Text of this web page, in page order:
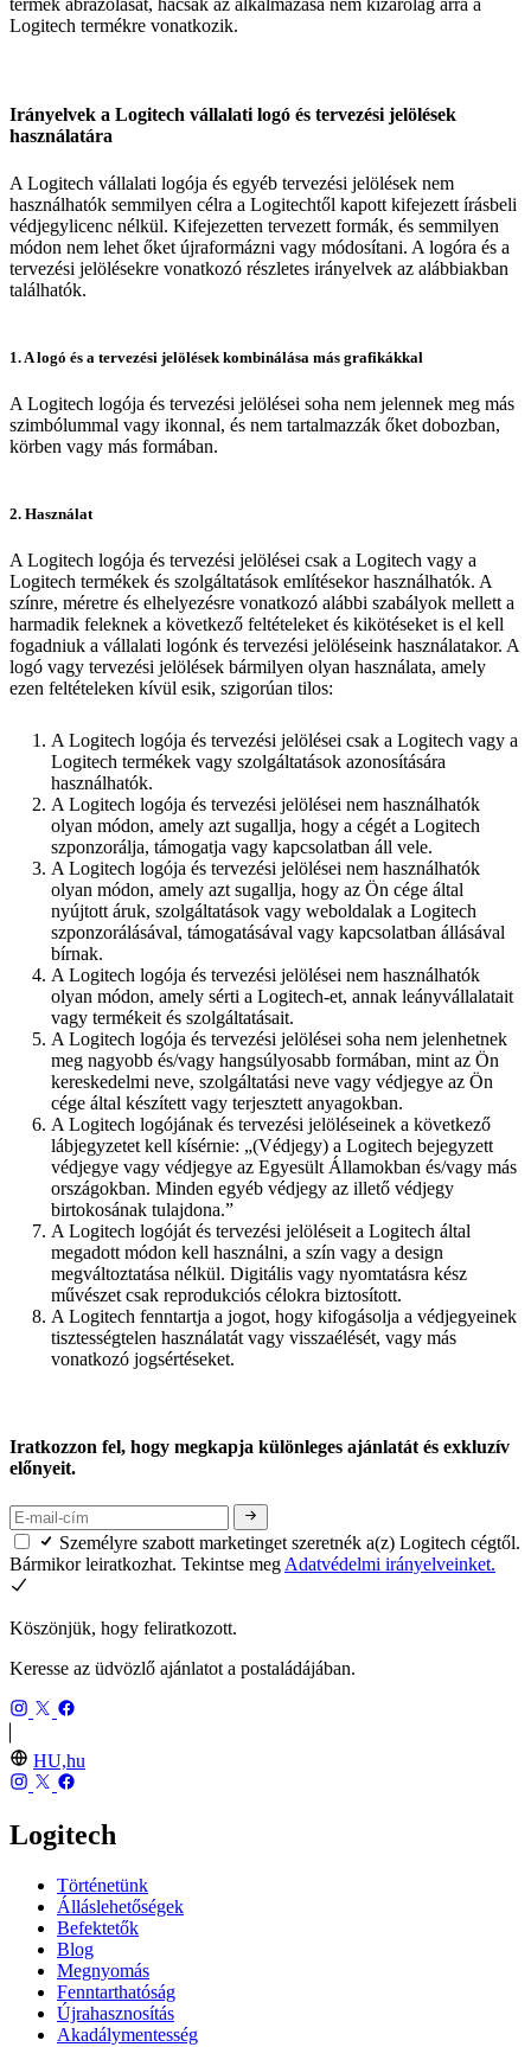
termék ábrázolását, hacsak az alkalmazása nem kizárólag arra a
Logitech termékre vonatkozik.
Irányelvek a Logitech vállalati logó és tervezési jelölések
használatára
A Logitech vállalati logója és egyéb tervezési jelölések nem
használhatók semmilyen célra a Logitechtől kapott kifejezett írásbeli
védjegylicenc nélkül. Kifejezetten tervezett formák, és semmilyen
módon nem lehet őket újraformázni vagy módosítani. A logóra és a
tervezési jelölésekre vonatkozó részletes irányelvek az alábbiakban
találhatók.
1. A logó és a tervezési jelölések kombinálása más grafikákkal
A Logitech logója és tervezési jelölései soha nem jelennek meg más
szimbólummal vagy ikonnal, és nem tartalmazzák őket dobozban,
körben vagy más formában.
2. Használat
A Logitech logója és tervezési jelölései csak a Logitech vagy a
Logitech termékek és szolgáltatások említésekor használhatók. A
színre, méretre és elhelyezésre vonatkozó alábbi szabályok mellett a
harmadik feleknek a következő feltételeket és kikötéseket is el kell
fogadniuk a vállalati logónk és tervezési jelöléseink használatakor. A
logó vagy tervezési jelölések bármilyen olyan használata, amely
ezen feltételeken kívül esik, szigorúan tilos:
A Logitech logója és tervezési jelölései csak a Logitech vagy a
Logitech termékek vagy szolgáltatások azonosítására
használhatók.
A Logitech logója és tervezési jelölései nem használhatók
olyan módon, amely azt sugallja, hogy a cégét a Logitech
szponzorálja, támogatja vagy kapcsolatban áll vele.
A Logitech logója és tervezési jelölései nem használhatók
olyan módon, amely azt sugallja, hogy az Ön cége által
nyújtott áruk, szolgáltatások vagy weboldalak a Logitech
szponzorálásával, támogatásával vagy kapcsolatban állásával
bírnak.
A Logitech logója és tervezési jelölései nem használhatók
olyan módon, amely sérti a Logitech-et, annak leányvállalatait
vagy termékeit és szolgáltatásait.
A Logitech logója és tervezési jelölései soha nem jelenhetnek
meg nagyobb és/vagy hangsúlyosabb formában, mint az Ön
kereskedelmi neve, szolgáltatási neve vagy védjegye az Ön
cége által készített vagy terjesztett anyagokban.
A Logitech logójának és tervezési jelöléseinek a következő
lábjegyzetet kell kísérnie: „(Védjegy) a Logitech bejegyzett
védjegye vagy védjegye az Egyesült Államokban és/vagy más
országokban. Minden egyéb védjegy az illető védjegy
birtokosának tulajdona.”
A Logitech logóját és tervezési jelöléseit a Logitech által
megadott módon kell használni, a szín vagy a design
megváltoztatása nélkül. Digitális vagy nyomtatásra kész
művészet csak reprodukciós célokra biztosított.
A Logitech fenntartja a jogot, hogy kifogásolja a védjegyeinek
tisztességtelen használatát vagy visszaélését, vagy más
vonatkozó jogsértéseket.
Iratkozzon fel, hogy megkapja különleges ajánlatát és exkluzív
előnyeit.
Személyre szabott marketinget szeretnék a(z) Logitech cégtől.
Bármikor leiratkozhat. Tekintse meg Adatvédelmi irányelveinket.
Köszönjük, hogy feliratkozott.
Keresse az üdvözlő ajánlatot a postaládájában.
HU,hu
Logitech
Történetünk
Álláslehetőségek
Befektetők
Blog
Megnyomás
Fenntarthatóság
Újrahasznosítás
Akadálymentesség